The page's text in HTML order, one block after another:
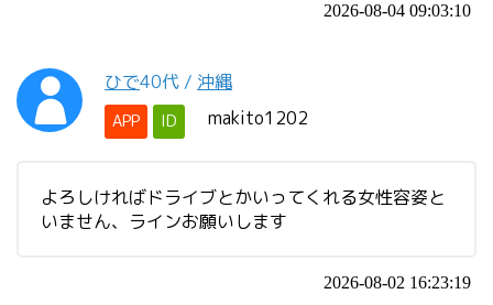
2026-08-04 09:03:10
ひで40代 / 沖縄
APP ID makito1202
よろしければドライブとかいってくれる女性容姿と
いません、ラインお願いします
2026-08-02 16:23:19